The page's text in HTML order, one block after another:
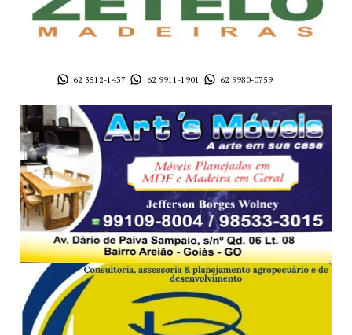
62 3512-1437 62 9911-1901 62 9980-0759